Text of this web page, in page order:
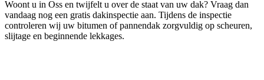
Woont u in Oss en twijfelt u over de staat van uw dak? Vraag dan
vandaag nog een gratis dakinspectie aan. Tijdens de inspectie
controleren wij uw bitumen of pannendak zorgvuldig op scheuren,
slijtage en beginnende lekkages.